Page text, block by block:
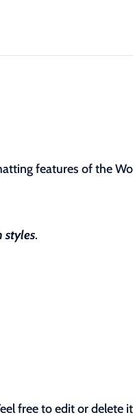
features of the
styles.
free to edit or delete